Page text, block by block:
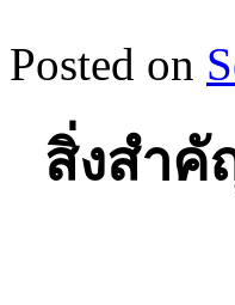
Posted on
สิ่งสำคั